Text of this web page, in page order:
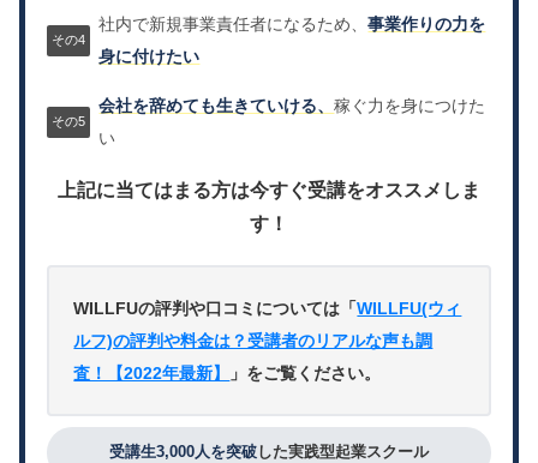
社内で新規事業責任者になるため、事業作りの力を
身に付けたい
会社を辞めても生きていける、稼ぐ力を身につけた
い
上記に当てはまる方は今すぐ受講をオススメしま
す！
WILLFUの評判や口コミについては「WILLFU(ウィ
ルフ)の評判や料金は？受講者のリアルな声も調
査！【2022年最新】
」をご覧ください。
受講生3,000人を突破 した実践型起業スクール